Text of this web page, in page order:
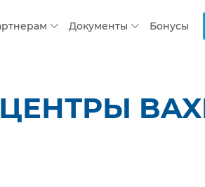
Документы Бонусы